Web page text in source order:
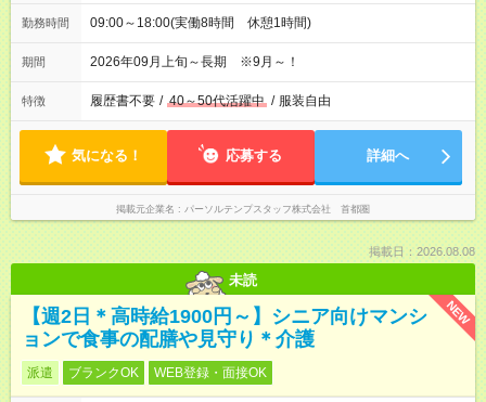
勤務時間 09:00～18:00(実働8時間 休憩1時間)
期間 2026年09月上旬～長期 ※9月～！
特徴 履歴書不要 / 40～50代活躍中 / 服装自由
気になる！ 応募する 詳細へ
掲載元企業名 パーソルテンプスタッフ株式会社 首都圏
掲載日：2026.08.08
未読
NEW
【週2日＊高時給1900円～】シニア向けマンシ
ョンで食事の配膳や見守り＊介護
派遣 ブランクOK WEB登録・面接OK